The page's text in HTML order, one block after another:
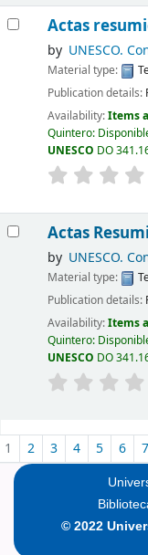
Actas
by UNESCO.
Material type:
Publication details:
Availability:Items
Quintero:
UNESCO DO
Actas
by UNESCO.
Material type:
Publication details:
Availability:Items
Quintero:
UNESCO DO
1 2 3 4 5 6 7
© 2022